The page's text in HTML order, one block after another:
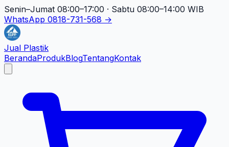
Senin–Jumat 08:00–17:00 · Sabtu 08:00–14:00 WIB
WhatsApp 0818-731-568 →
Jual Plastik
BerandaProdukBlogTentangKontak